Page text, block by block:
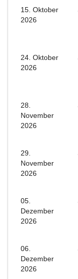
15. Oktober
2026
24. Oktober
2026
28.
November
2026
29.
November
2026
05.
Dezember
2026
06.
Dezember
2026